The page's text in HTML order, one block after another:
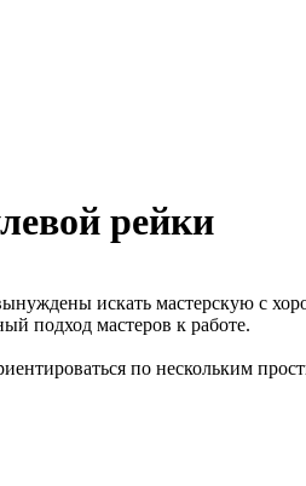
рейки
искать мастерскую с
подход мастеров к работе.
по нескольким